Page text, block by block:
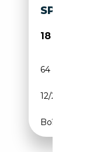
SPORT
18 990€
64 500 km
12/2019
Boîte